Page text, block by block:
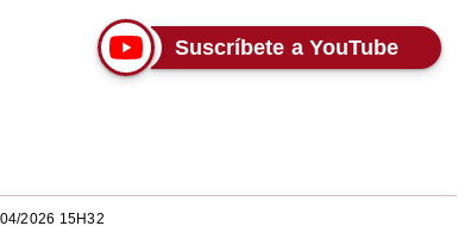
Suscríbete a YouTube
2026 15H32